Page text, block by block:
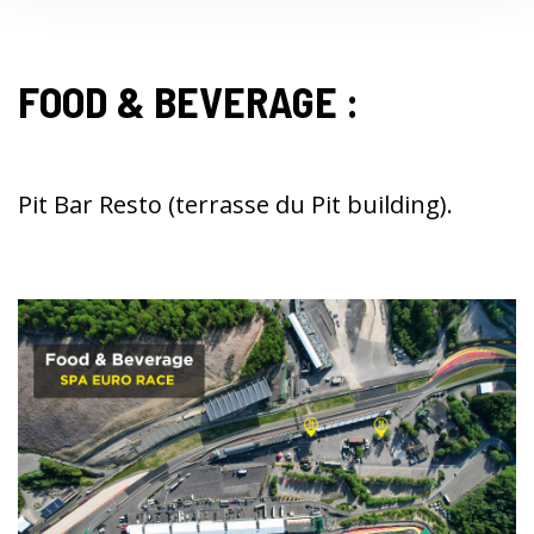
FOOD & BEVERAGE :
Pit Bar Resto (terrasse du Pit building).